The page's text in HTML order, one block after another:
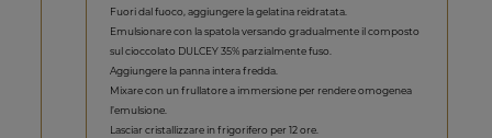
Fuori dal fuoco, aggiungere la gelatina reidratata.
Emulsionare con la spatola versando gradualmente il composto
sul cioccolato DULCEY 35% parzialmente fuso.
Aggiungere la panna intera fredda.
Mixare con un frullatore a immersione per rendere omogenea
l’emulsione.
Lasciar cristallizzare in frigorifero per 12 ore.